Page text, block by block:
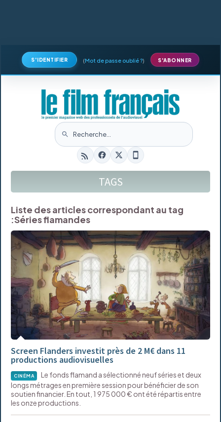
S'IDENTIFIER (Mot de passe oublié ?) S'ABONNER
TAGS
Liste des articles correspondant au tag
:Séries flamandes
Screen Flanders investit près de 2 M€ dans 11
productions audiovisuelles
CINÉMA
Le fonds flamand a sélectionné neuf séries et deux
longs métrages en première session pour bénéficier de son
soutien financier. En tout, 1 975 000 € ont été répartis entre
les onze productions.